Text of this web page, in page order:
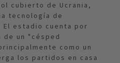
cubierto de Ucrania,
tecnología de
El estadio cuenta por
de un "césped
como un
los partidos en casa